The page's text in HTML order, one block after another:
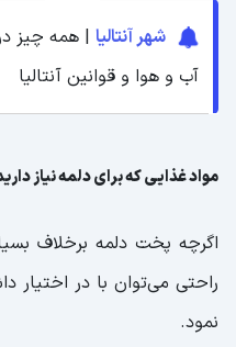
شهر آنتالیا | همه چیز
آب و هوا و قوانین آنتالیا
مواد غذایی که برای دلمه نیاز
اگرچه پخت دلمه برخلاف
راحتی می‌توان با در اختیار
نمود.